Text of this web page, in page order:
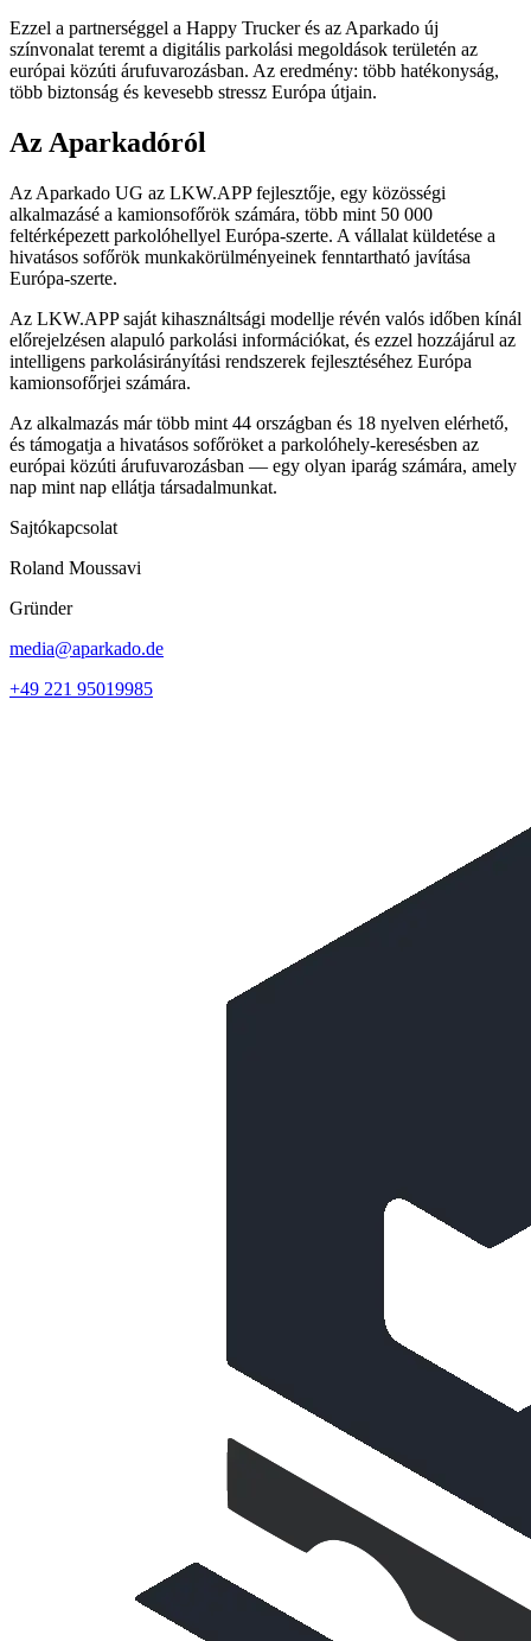
Ezzel a partnerséggel a Happy Trucker és az Aparkado új
színvonalat teremt a digitális parkolási megoldások területén az
európai közúti árufuvarozásban. Az eredmény: több hatékonyság,
több biztonság és kevesebb stressz Európa útjain.
Az Aparkadóról
Az Aparkado UG az LKW.APP fejlesztője, egy közösségi
alkalmazásé a kamionsofőrök számára, több mint 50 000
feltérképezett parkolóhellyel Európa-szerte. A vállalat küldetése a
hivatásos sofőrök munkakörülményeinek fenntartható javítása
Európa-szerte.
Az LKW.APP saját kihasználtsági modellje révén valós időben kínál
előrejelzésen alapuló parkolási információkat, és ezzel hozzájárul az
intelligens parkolásirányítási rendszerek fejlesztéséhez Európa
kamionsofőrjei számára.
Az alkalmazás már több mint 44 országban és 18 nyelven elérhető,
és támogatja a hivatásos sofőröket a parkolóhely-keresésben az
európai közúti árufuvarozásban — egy olyan iparág számára, amely
nap mint nap ellátja társadalmunkat.
Sajtókapcsolat
Roland Moussavi
Gründer
media@aparkado.de
+49 221 95019985